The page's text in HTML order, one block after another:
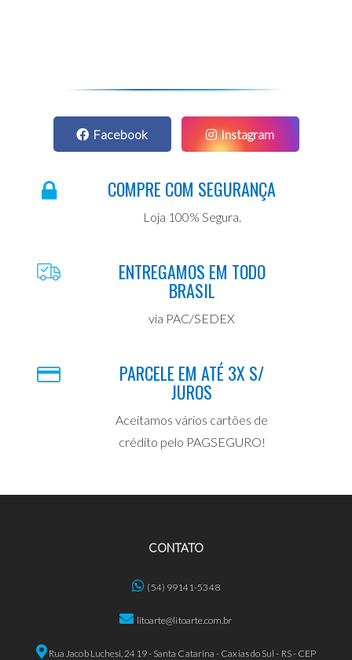
Facebook Instagram
COMPRE COM SEGURANÇA
Loja 100% Segura.
ENTREGAMOS EM TODO
BRASIL
via PAC/SEDEX
PARCELE EM ATÉ 3X S/
JUROS
Aceitamos vários cartões de
crédito pelo PAGSEGURO!
CONTATO
(54) 99141-5348
litoarte@litoarte.com.br
Rua Jacob Luchesi, 2419 - Santa Catarina - Caxias do Sul - RS - CEP